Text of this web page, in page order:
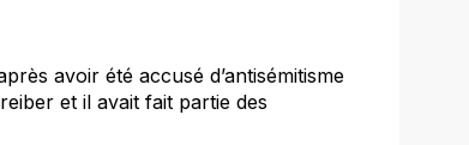
avoir été accusé d’antisémitisme
et il avait fait partie des